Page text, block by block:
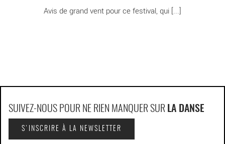
Avis de grand vent pour ce festival, qui [...]
SUIVEZ-NOUS POUR NE RIEN MANQUER SUR LA DANSE
S'INSCRIRE À LA NEWSLETTER